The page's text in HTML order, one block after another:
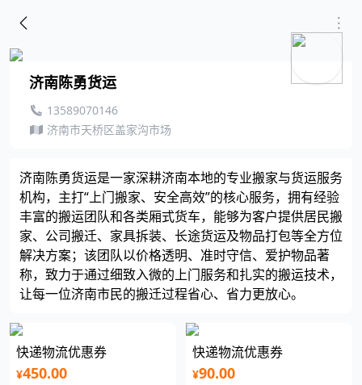
济南陈勇货运
13589070146
济南市天桥区盖家沟市场
济南陈勇货运是一家深耕济南本地的专业搬家与货运服务
机构，主打“上门搬家、安全高效”的核心服务，拥有经验
丰富的搬运团队和各类厢式货车，能够为客户提供居民搬
家、公司搬迁、家具拆装、长途货运及物品打包等全方位
解决方案；该团队以价格透明、准时守信、爱护物品著
称，致力于通过细致入微的上门服务和扎实的搬运技术，
让每一位济南市民的搬迁过程省心、省力更放心。
快递物流优惠券
¥450.00
快递物流优惠券
¥90.00